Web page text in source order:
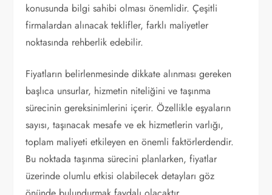
konusunda bilgi sahibi olması önemlidir. Çeşitli
firmalardan alınacak teklifler, farklı maliyetler
noktasında rehberlik edebilir.
Fiyatların belirlenmesinde dikkate alınması gereken
başlıca unsurlar, hizmetin niteliğini ve taşınma
sürecinin gereksinimlerini içerir. Özellikle eşyaların
sayısı, taşınacak mesafe ve ek hizmetlerin varlığı,
toplam maliyeti etkileyen en önemli faktörlerdendir.
Bu noktada taşınma sürecini planlarken, fiyatlar
üzerinde olumlu etkisi olabilecek detayları göz